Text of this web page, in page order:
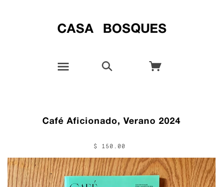
Café Aficionado, Verano 2024
$ 150.00